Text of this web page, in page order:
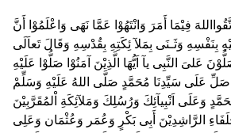
فِيْمَا أَمَرَ وَانْتَهُوْا عَمَّا نَهَى وَاعْلَمُوْا أَنَّ
بِنَفْسِهِ وَثَـنَى بِمَلآ ئِكَتِهِ بِقُدْسِهِ وَقَالَ تَعاَلَى
عَلىَ النَّبِى يآ اَيُّهَا الَّذِيْنَ آمَنُوْا صَلُّوْا عَلَيْهِ
صَلِّ عَلَى سَيِّدِنَا مُحَمَّدٍ صَلَّى اللهُ عَلَيْهِ وَسَلِّمْ
وَعَلَى اَنْبِيآئِكَ وَرُسُلِكَ وَمَلآئِكَةِ اْلمُقَرَّبِيْنَ
الرَّاشِدِيْنَ أَبِى بَكْرٍ وَعُمَر وَعُثْمَان وَعَلِى